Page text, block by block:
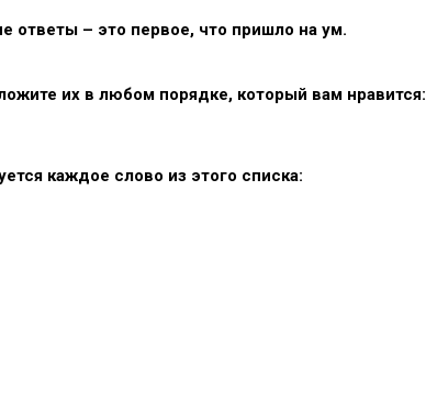
ответы – это первое, что пришло на ум.
их в любом порядке, который вам нравится:
каждое слово из этого списка: